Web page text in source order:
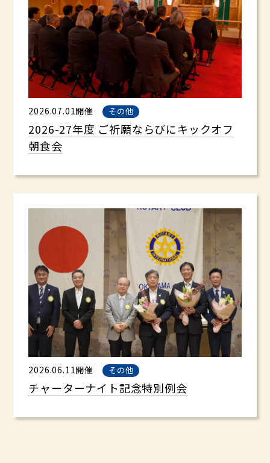
2026.07.01開催 その他
2026-27年度 ご祈願ならびにキックオフ
朝食会
2026.06.11開催 その他
チャーターナイト記念特別例会